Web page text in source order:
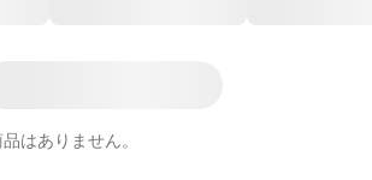
はありません。